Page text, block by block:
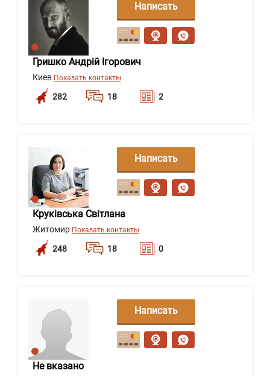
Гришко Андрій Ігорович
Киев Показать контакты
282 18 2
Написать
сообщение
Круківська Світлана
Житомир Показать контакты
248 18 0
Написать
сообщение
Не вказано
Написать
сообщение